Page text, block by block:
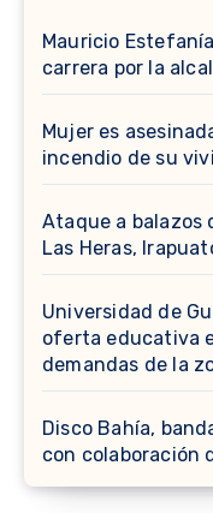
Mauricio
carrera por la
Mujer es
incendio de su
Ataque a balazos
Las Heras,
Universidad de
oferta educativa
demandas de la
Disco Bahía,
con colaboración